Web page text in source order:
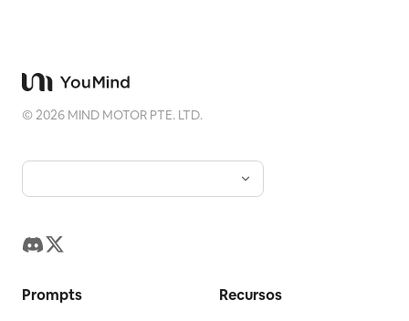
©2026 MIND MOTOR PTE. LTD.
Prompts Recursos